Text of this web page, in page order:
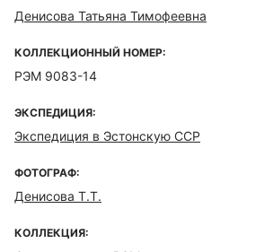
Денисова Татьяна Тимофеевна
КОЛЛЕКЦИОННЫЙ НОМЕР:
РЭМ 9083-14
ЭКСПЕДИЦИЯ:
Экспедиция в Эстонскую ССР
ФОТОГРАФ:
Денисова Т.Т.
КОЛЛЕКЦИЯ: